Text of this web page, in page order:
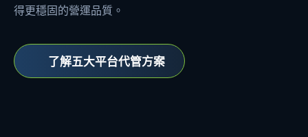
得更穩固的營運品質。
了解五大平台代管方案